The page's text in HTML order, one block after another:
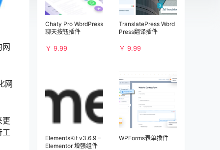
网
网
更
工
Chaty Pro WordPress
聊天按钮插件
￥ 9.99
TranslatePress Word
Press翻译插件
￥ 9.99
ElementsKit v3.6.9 –
Elementor 增强组件
WPForms表单插件